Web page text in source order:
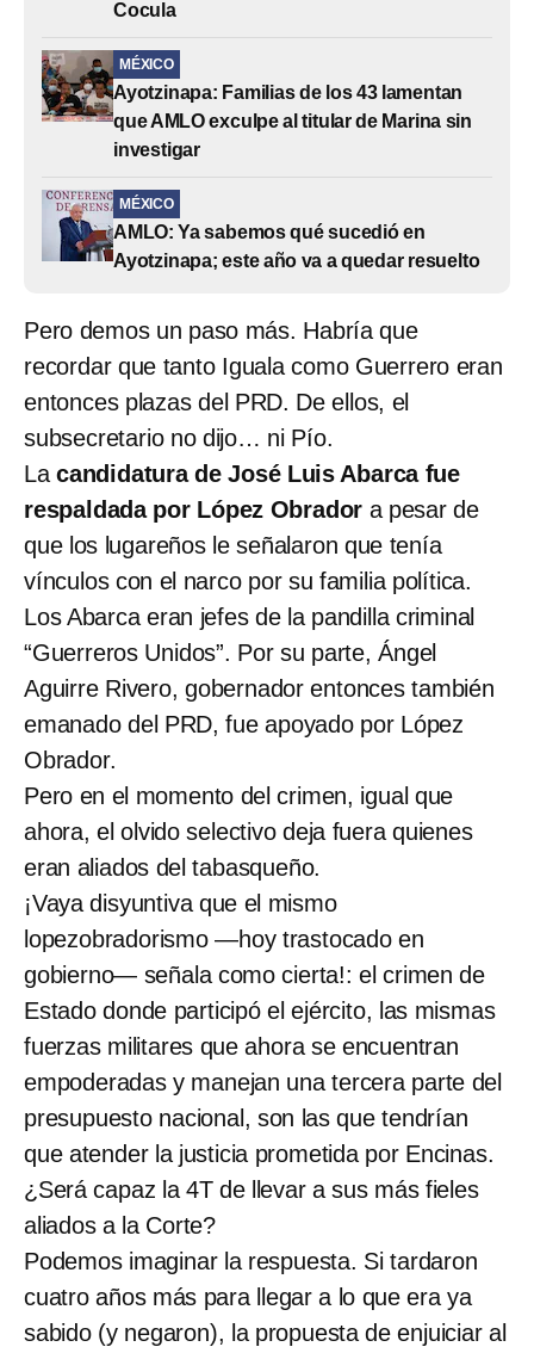
Cocula
MÉXICO
Ayotzinapa: Familias de los 43 lamentan
que AMLO exculpe al titular de Marina sin
investigar
MÉXICO
AMLO: Ya sabemos qué sucedió en
Ayotzinapa; este año va a quedar resuelto
Pero demos un paso más. Habría que
recordar que tanto Iguala como Guerrero eran
entonces plazas del PRD. De ellos, el
subsecretario no dijo… ni Pío.
La candidatura de José Luis Abarca fue
respaldada por López Obrador a pesar de
que los lugareños le señalaron que tenía
vínculos con el narco por su familia política.
Los Abarca eran jefes de la pandilla criminal
“Guerreros Unidos”. Por su parte, Ángel
Aguirre Rivero, gobernador entonces también
emanado del PRD, fue apoyado por López
Obrador.
Pero en el momento del crimen, igual que
ahora, el olvido selectivo deja fuera quienes
eran aliados del tabasqueño.
¡Vaya disyuntiva que el mismo
lopezobradorismo —hoy trastocado en
gobierno— señala como cierta!: el crimen de
Estado donde participó el ejército, las mismas
fuerzas militares que ahora se encuentran
empoderadas y manejan una tercera parte del
presupuesto nacional, son las que tendrían
que atender la justicia prometida por Encinas.
¿Será capaz la 4T de llevar a sus más fieles
aliados a la Corte?
Podemos imaginar la respuesta. Si tardaron
cuatro años más para llegar a lo que era ya
sabido (y negaron), la propuesta de enjuiciar al